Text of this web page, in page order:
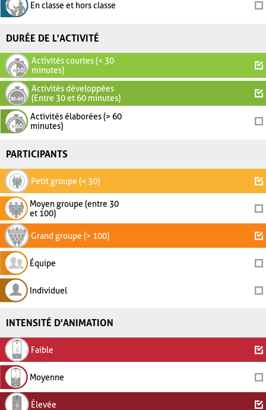
En classe et hors classe
DURÉE DE L'ACTIVITÉ
Activités courtes (< 30
minutes)
Activités développées
(Entre 30 et 60 minutes)
Activités élaborées (> 60
minutes)
PARTICIPANTS
Petit groupe (< 30)
Moyen groupe (entre 30
et 100)
Grand groupe (> 100)
Équipe
Individuel
INTENSITÉ D'ANIMATION
Faible
Moyenne
Élevée